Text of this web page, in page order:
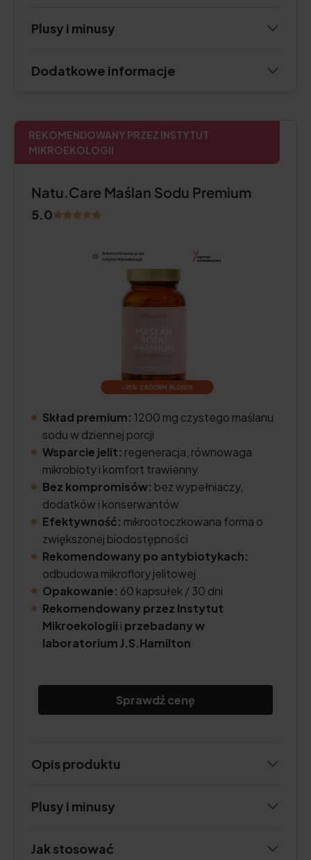
Plusy i minusy
Dodatkowe informacje
REKOMENDOWANY PRZEZ INSTYTUT
MIKROEKOLOGII
Natu.Care Maślan Sodu Premium
5.0
Skład premium: 1200 mg czystego maślanu
sodu w dziennej porcji
Wsparcie jelit: regeneracja, równowaga
mikrobioty i komfort trawienny
Bez kompromisów: bez wypełniaczy,
dodatków i konserwantów
Efektywność: mikrootoczkowana forma o
zwiększonej biodostępności
Rekomendowany po antybiotykach:
odbudowa mikroflory jelitowej
Opakowanie: 60 kapsułek / 30 dni
Rekomendowany przez Instytut
Mikroekologii i przebadany w
laboratorium J.S.Hamilton
Sprawdź cenę
Opis produktu
Plusy i minusy
Jak stosować